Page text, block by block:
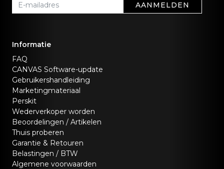
AANMELDEN
Informatie
FAQ
CANVAS Software-update
Gebruikershandleiding
Marketingmateriaal
Perskit
Wederverkoper worden
Beoordelingen / Artikelen
Thuis proberen
Garantie & Retouren
Belastingen / BTW
Algemene voorwaarden